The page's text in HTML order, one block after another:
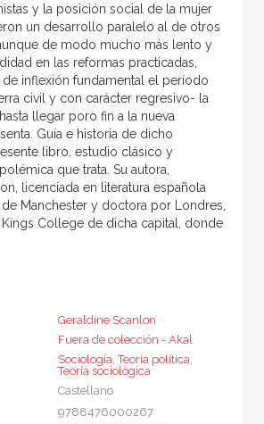
y la posición social de la mujer
un desarrollo paralelo al de otros
de modo mucho más lento y
en las reformas practicadas,
inflexión fundamental el período
civil y con carácter regresivo- la
llegar poro fin a la nueva
Guía e historia de dicho
libro, estudio clásico y
que trata. Su autora,
licenciada en literatura española
Manchester y doctora por Londres,
College de dicha capital, donde
Geraldine Scanlon
Fuera de colección - Akal
Sociología,Teoría política,
Teoría sociológica
Castellano
9788476000267